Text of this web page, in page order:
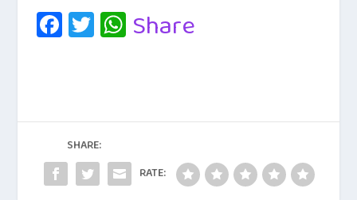
Fa
c
o
o
k
T
wi
W
A
p
p
Share
SHARE:
RATE: